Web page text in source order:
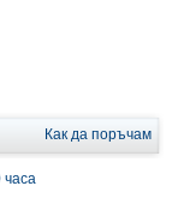
Как да поръчам
часа